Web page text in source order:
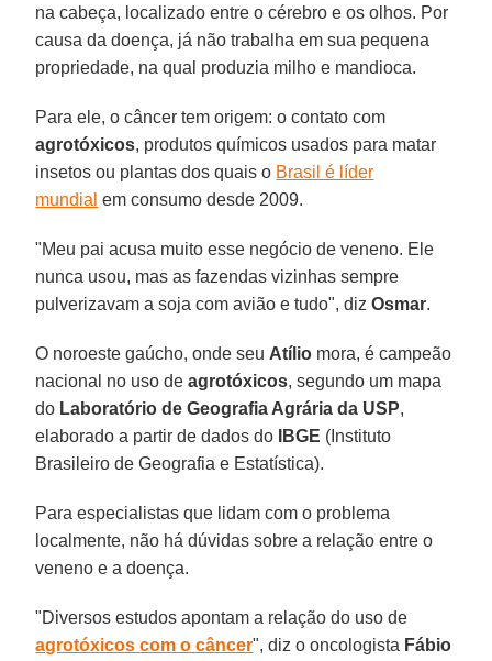
na cabeça, localizado entre o cérebro e os olhos. Por
causa da doença, já não trabalha em sua pequena
propriedade, na qual produzia milho e mandioca.
Para ele, o câncer tem origem: o contato com
agrotóxicos, produtos químicos usados para matar
insetos ou plantas dos quais o Brasil é líder
mundial em consumo desde 2009.
"Meu pai acusa muito esse negócio de veneno. Ele
nunca usou, mas as fazendas vizinhas sempre
pulverizavam a soja com avião e tudo", dizOsmar.
O noroeste gaúcho, onde seu Atílio mora, é campeão
nacional no uso deagrotóxicos, segundo um mapa
do Laboratório de Geografia Agrária da USP,
elaborado a partir de dados do
IBGE (Instituto
Brasileiro de Geografia e Estatística).
Para especialistas que lidam com o problema
localmente, não há dúvidas sobre a relação entre o
veneno e a doença.
"Diversos estudos apontam a relação do uso de
agrotóxicos com o câncer", diz o oncologista Fábio